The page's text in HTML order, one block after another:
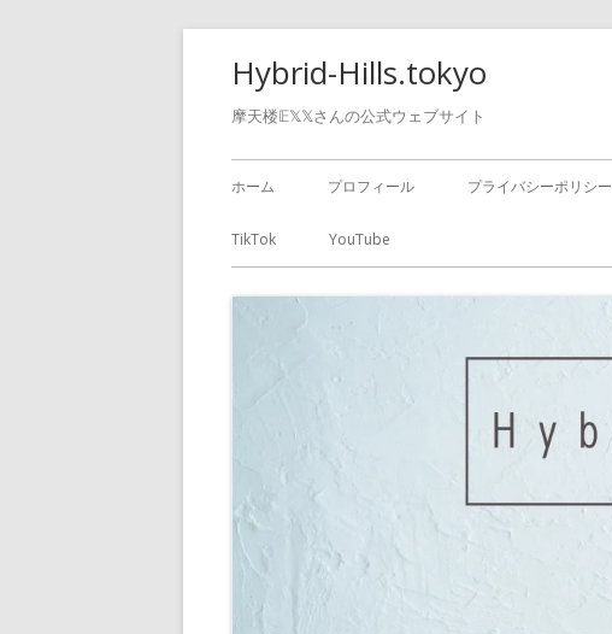
Hybrid-Hills.tokyo
摩天楼𝔼𝕏𝕏さんの公式ウェブサイト
ホーム プロフィール プライバシーポリシー
TikTok YouTube